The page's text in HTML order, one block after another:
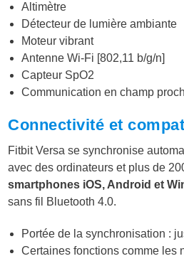
Altimètre
Détecteur de lumière ambiante
Moteur vibrant
Antenne Wi-Fi [802,11 b/g/n]
Capteur SpO2
Communication en champ
Connectivité et
Fitbit Versa se synchronise
avec des ordinateurs et plus de
smartphones iOS, Android et
sans fil Bluetooth 4.0.
Portée de la synchronisation :
Certaines fonctions comme les